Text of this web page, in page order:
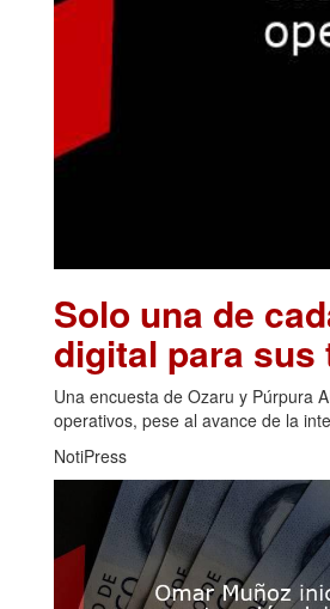
Solo una de
digital para
Una encuesta de Ozaru y Púrpura
operativos, pese al avance de la
NotiPress